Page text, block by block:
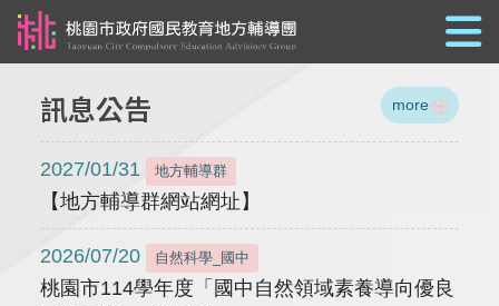
訊息公告 more
2027/01/31 地方輔導群
【地方輔導群網站網址】
2026/07/20 自然科學_國中
桃園市114學年度「國中自然領域素養導向優良